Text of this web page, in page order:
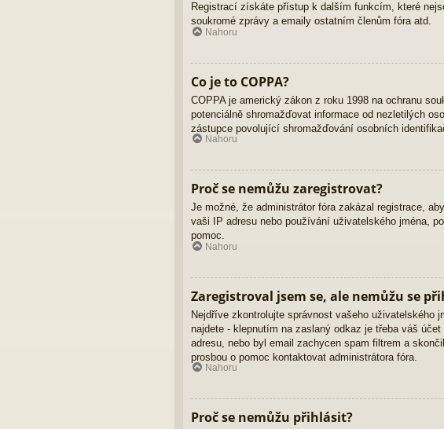
Registrací získáte přístup k dalším funkcím, které
soukromé zprávy a emaily ostatním členům fóra atd.
Nahoru
Co je to COPPA?
COPPA je americký zákon z roku 1998 na ochranu
potenciálně shromažďovat informace od nezletilých
zástupce povolující shromažďování osobních
Nahoru
Proč se nemůžu zaregistrovat?
Je možné, že administrátor fóra zakázal registrace,
vaši IP adresu nebo používání uživatelského jména,
pomoc.
Nahoru
Zaregistroval jsem se, ale nemůžu se
Nejdříve zkontrolujte správnost vašeho uživatelského
najdete - klepnutím na zaslaný odkaz je třeba váš
adresu, nebo byl email zachycen spam filtrem a
prosbou o pomoc kontaktovat administrátora fóra.
Nahoru
Proč se nemůžu přihlásit?